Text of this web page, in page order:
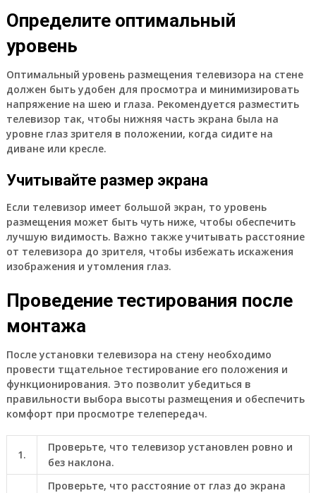
Определите оптимальный
уровень
Оптимальный уровень размещения телевизора на стене
должен быть удобен для просмотра и минимизировать
напряжение на шею и глаза. Рекомендуется разместить
телевизор так, чтобы нижняя часть экрана была на
уровне глаз зрителя в положении, когда сидите на
диване или кресле.
Учитывайте размер экрана
Если телевизор имеет большой экран, то уровень
размещения может быть чуть ниже, чтобы обеспечить
лучшую видимость. Важно также учитывать расстояние
от телевизора до зрителя, чтобы избежать искажения
изображения и утомления глаз.
Проведение тестирования после
монтажа
После установки телевизора на стену необходимо
провести тщательное тестирование его положения и
функционирования. Это позволит убедиться в
правильности выбора высоты размещения и обеспечить
комфорт при просмотре телепередач.
1.
Проверьте, что телевизор установлен ровно и
без наклона.
Проверьте, что расстояние от глаз до экрана